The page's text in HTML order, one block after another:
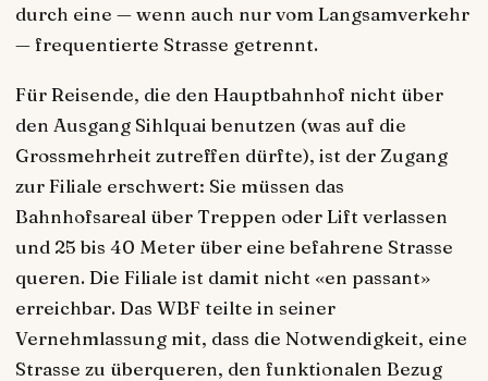
durch eine — wenn auch nur vom Langsamverkehr
— frequentierte Strasse getrennt.
Für Reisende, die den Hauptbahnhof nicht über
den Ausgang Sihlquai benutzen (was auf die
Grossmehrheit zutreffen dürfte), ist der Zugang
zur Filiale erschwert: Sie müssen das
Bahnhofsareal über Treppen oder Lift verlassen
und 25 bis 40 Meter über eine befahrene Strasse
queren. Die Filiale ist damit nicht «en passant»
erreichbar. Das WBF teilte in seiner
Vernehmlassung mit, dass die Notwendigkeit, eine
Strasse zu überqueren, den funktionalen Bezug